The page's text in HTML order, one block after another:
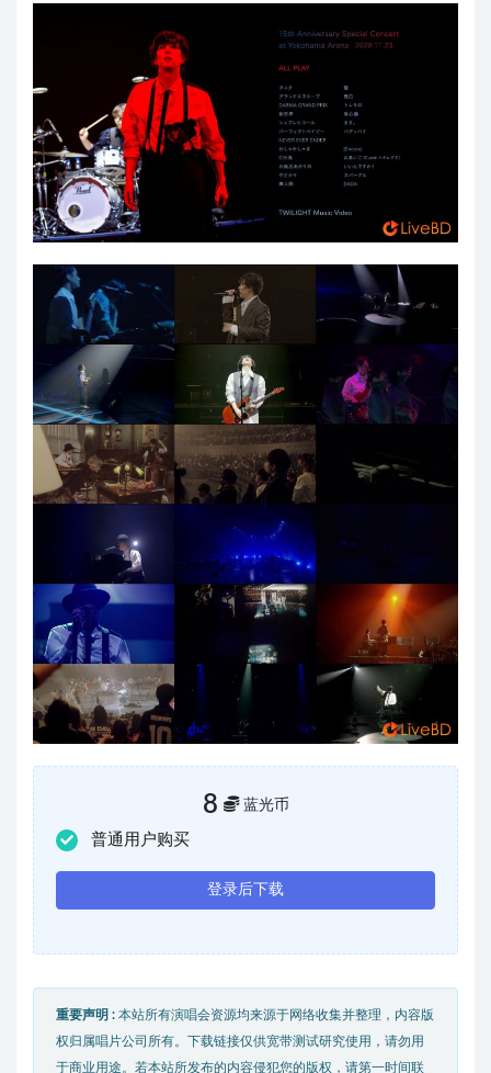
8 蓝光币
普通用户购买
登录后下载
重要声明 : 本站所有演唱会资源均来源于网络收集并整理，内容版
权归属唱片公司所有。下载链接仅供宽带测试研究使用，请勿用
于商业用途。若本站所发布的内容侵犯您的版权，请第一时间联